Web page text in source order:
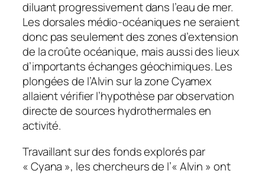
diluant progressivement dans l’eau de mer.
Les dorsales médio-océaniques ne seraient
donc pas seulement des zones d’extension
de la croûte océanique, mais aussi des lieux
d’importants échanges géochimiques. Les
plongées de l’Alvin sur la zone Cyamex
allaient vérifier l’hypothèse par observation
directe de sources hydrothermales en
activité.
Travaillant sur des fonds explorés par
« Cyana », les chercheurs de l’« Alvin » ont